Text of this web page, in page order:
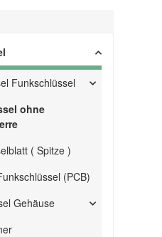
Funkschlüssel
ohne
( Spitze )
(PCB)
Gehäuse